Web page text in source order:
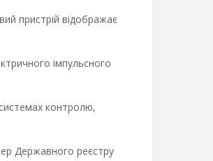
пристрій відображає
імпульсного
контролю,
Державного реєстру